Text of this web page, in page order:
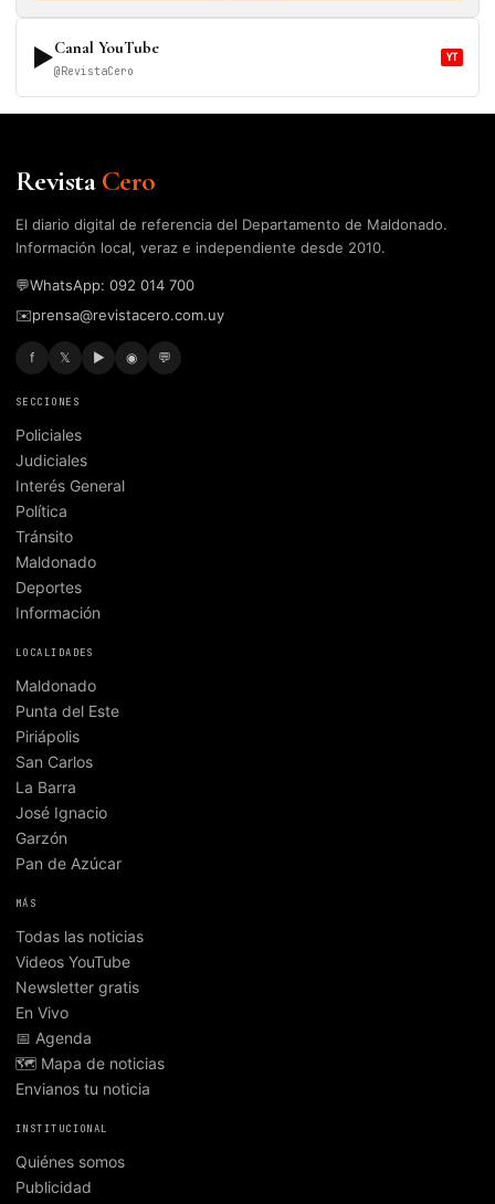
▶Canal YouTube
@RevistaCero
YT
RevistaCero
El diario digital de referencia del Departamento de Maldonado.
Información local, veraz e independiente desde 2010.
💬WhatsApp: 092 014 700
✉️prensa@revistacero.com.uy
f 𝕏 ▶ ◉ 💬
SECCIONES
Policiales
Judiciales
Interés General
Política
Tránsito
Maldonado
Deportes
Información
LOCALIDADES
Maldonado
Punta del Este
Piriápolis
San Carlos
La Barra
José Ignacio
Garzón
Pan de Azúcar
MÁS
Todas las noticias
Videos YouTube
Newsletter gratis
En Vivo
📅 Agenda
🗺️ Mapa de noticias
Envianos tu noticia
INSTITUCIONAL
Quiénes somos
Publicidad